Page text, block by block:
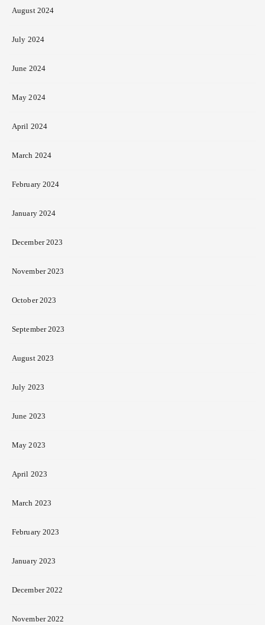
August 2024
July 2024
June 2024
May 2024
April 2024
March 2024
February 2024
January 2024
December 2023
November 2023
October 2023
September 2023
August 2023
July 2023
June 2023
May 2023
April 2023
March 2023
February 2023
January 2023
December 2022
November 2022